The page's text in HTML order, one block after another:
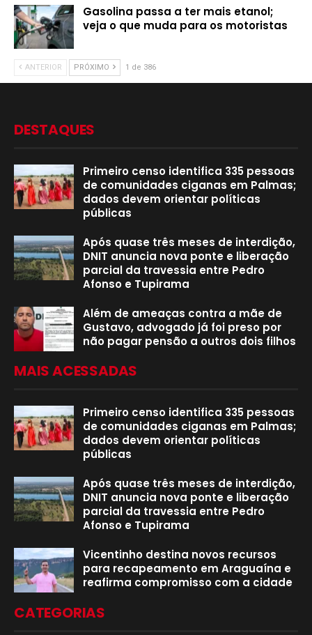
Gasolina passa a ter mais etanol;
veja o que muda para os motoristas
ANTERIOR PRÓXIMO 1 de 386
DESTAQUES
Primeiro censo identifica 335 pessoas
de comunidades ciganas em Palmas;
dados devem orientar políticas
públicas
Após quase três meses de interdição,
DNIT anuncia nova ponte e liberação
parcial da travessia entre Pedro
Afonso e Tupirama
Além de ameaças contra a mãe de
Gustavo, advogado já foi preso por
não pagar pensão a outros dois filhos
MAIS ACESSADAS
Primeiro censo identifica 335 pessoas
de comunidades ciganas em Palmas;
dados devem orientar políticas
públicas
Após quase três meses de interdição,
DNIT anuncia nova ponte e liberação
parcial da travessia entre Pedro
Afonso e Tupirama
Vicentinho destina novos recursos
para recapeamento em Araguaína e
reafirma compromisso com a cidade
CATEGORIAS